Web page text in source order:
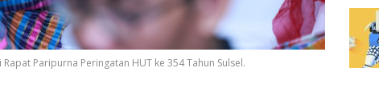
Paripurna Peringatan HUT ke 354 Tahun Sulsel.